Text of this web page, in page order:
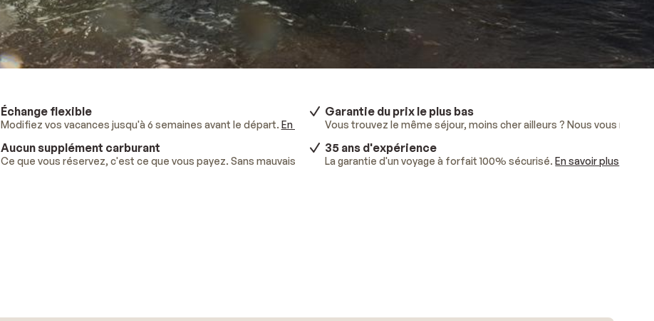
Échange flexible
Modifiez vos vacances jusqu'à 6 semaines avant le départ. En savoir plus.
Garantie du prix le plus bas
Vous trouvez le même séjour, moins cher ailleurs ? Nous vous
Aucun supplément carburant
Ce que vous réservez, c'est ce que vous payez. Sans mauvaises surprises.En savoir plus.
35 ans d'expérience
La garantie d'un voyage à forfait 100% sécurisé.En savoir plus